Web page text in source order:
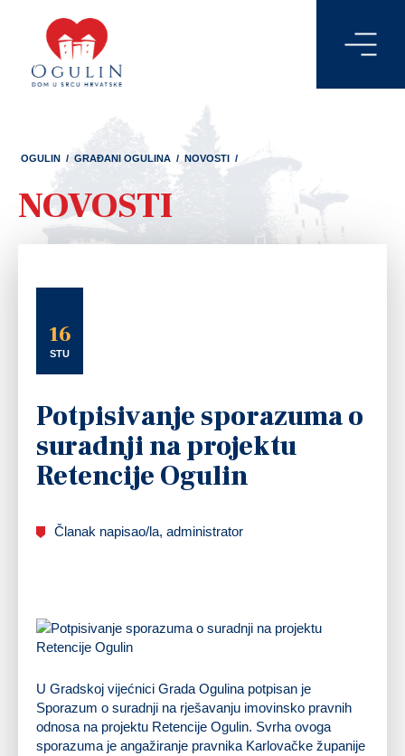
OGULIN / GRAĐANI OGULINA / NOVOSTI /
NOVOSTI
16
STU
Potpisivanje sporazuma o
suradnji na projektu
Retencije Ogulin
Članak napisao/la, administrator
U Gradskoj vijećnici Grada Ogulina potpisan je
Sporazum o suradnji na rješavanju imovinsko pravnih
odnosa na projektu Retencije Ogulin. Svrha ovoga
sporazuma je angažiranje pravnika Karlovačke županije